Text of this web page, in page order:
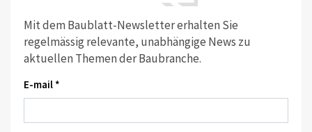
Mit dem Baublatt-Newsletter erhalten Sie
regelmässig relevante, unabhängige News zu
aktuellen Themen der Baubranche.
E-mail *